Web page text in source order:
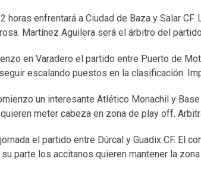
horas enfrentará a Ciudad de Baza y Salar
Martínez Aguilera será el árbitro del
en Varadero el partido entre Puerto de
escalando puestos en la clasificación.
un interesante Atlético Monachil y
meter cabeza en zona de play off.
el partido entre Dúrcal y Guadix CF. El
parte los accitanos quieren mantener la